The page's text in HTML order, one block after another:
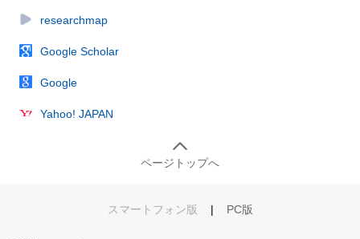
researchmap
Google Scholar
Google
Yahoo! JAPAN
ページトップへ
スマートフォン版 | PC版